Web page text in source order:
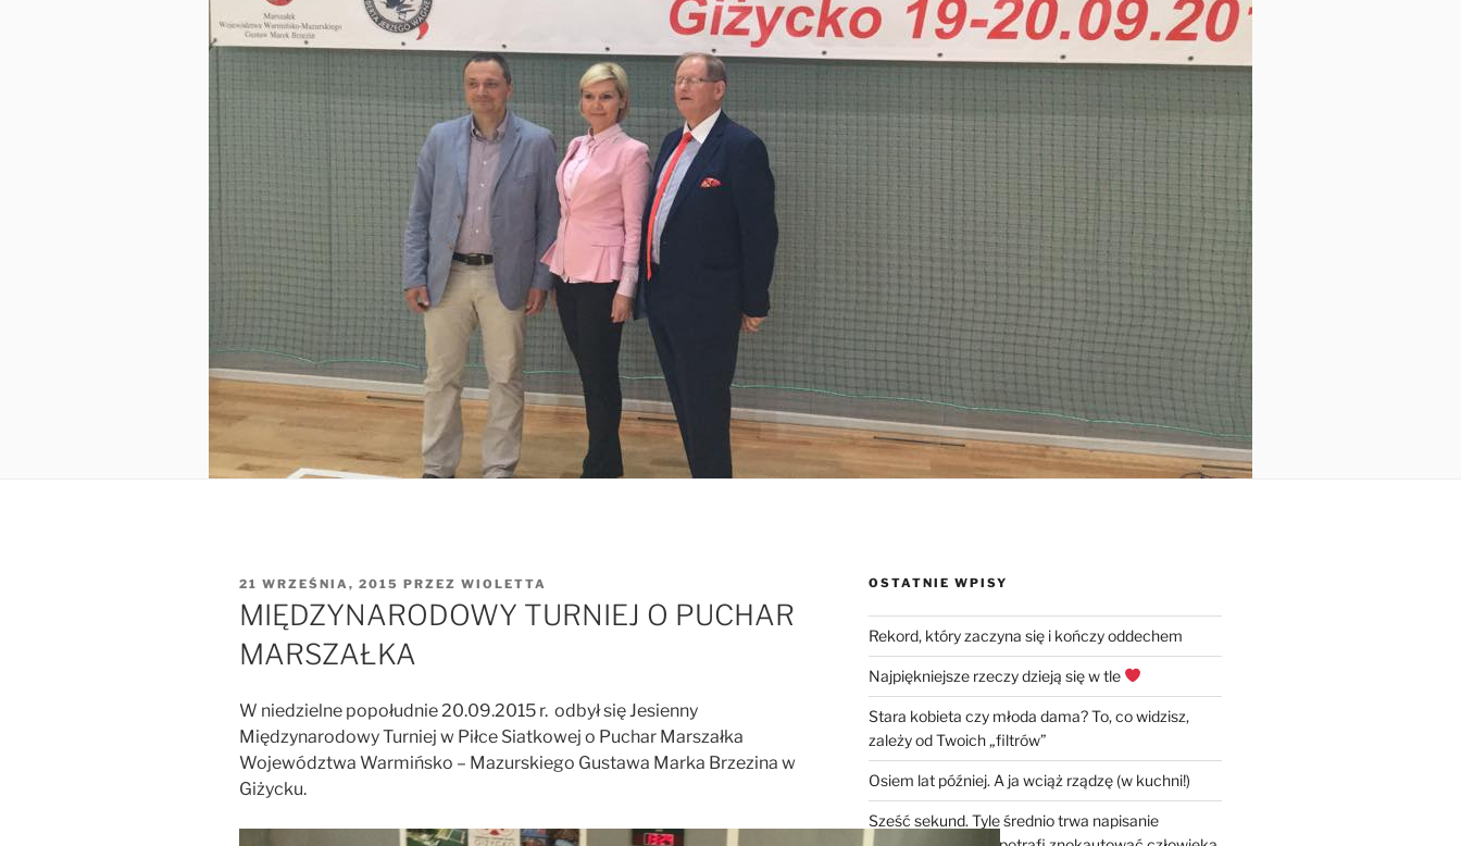
OPUBLIKOWANE
W
21 WRZEŚNIA, 2015 PRZEZ WIOLETTA
MIĘDZYNARODOWY TURNIEJ O PUCHAR
MARSZAŁKA
W niedzielne popołudnie 20.09.2015 r. odbył się Jesienny
Międzynarodowy Turniej w Piłce Siatkowej o Puchar Marszałka
Województwa Warmińsko – Mazurskiego Gustawa Marka Brzezina w
Giżycku.
OSTATNIE WPISY
Rekord, który zaczyna się i kończy oddechem
Najpiękniejsze rzeczy dzieją się w tle
Stara kobieta czy młoda dama? To, co widzisz,
zależy od Twoich „filtrów”
Osiem lat później. A ja wciąż rządzę (w kuchni!)
Sześć sekund. Tyle średnio trwa napisanie